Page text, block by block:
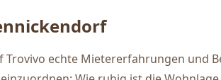
echte Mietererfahrungen und